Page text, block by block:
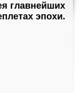
главнейших
эпохи.